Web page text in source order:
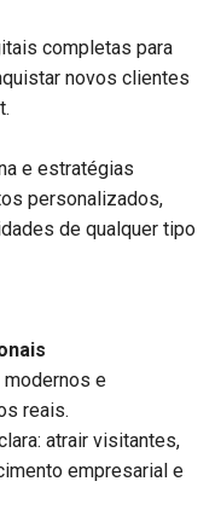
completas para
novos clientes
e estratégias
personalizados,
de qualquer tipo
e
reais.
atrair visitantes,
empresarial e